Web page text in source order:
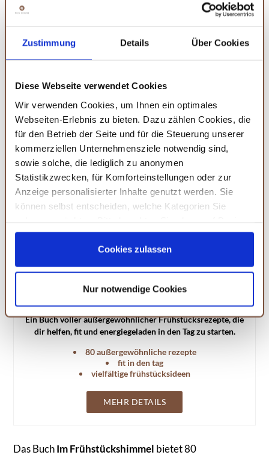
Zustimmung Details Über Cookies
Diese Webseite verwendet Cookies
Wir verwenden Cookies, um Ihnen ein optimales
Webseiten-Erlebnis zu bieten. Dazu zählen Cookies, die
für den Betrieb der Seite und für die Steuerung unserer
kommerziellen Unternehmensziele notwendig sind,
sowie solche, die lediglich zu anonymen
Statistikzwecken, für Komforteinstellungen oder zur
Anzeige personalisierter Inhalte genutzt werden. Sie
können selbst entscheiden, welche Kategorien Sie
Ihrer Einstellungen womöglich nicht mehr alle
Serviceleistungen auf der Seite zur Verfügung stehen.
Sie können Ihre Einwilligung selbstverständlich jederzeit
und diese abändern. Die Rechtmäßigkeit der aufgrund
der Einwilligung bis zum Widerruf erfolgten Verarbeitung
wird hiervon nicht berührt. Weitere Informationen finden
Sie in unserenDatenschutzhinweisen.
Cookies zulassen
Nur notwendige Cookies
Thermomix übernimmt dabei viele der aufwendigen
konzentrieren kannst.
Welche Übungen kann ich in meine
Bewegung ist ein wichtiger Bestandteil einer gesunden
Morgenroutine. Du kannst einfache Übungen wie
Dehnungen, Yoga oder einen kurzen Spaziergang in
deine Routine integrieren. Diese helfen, den Kreislauf
in Schwung zu bringen und den Körper auf den Tag
vorzubereiten. Selbst 10 Minuten Bewegung können
Im Frühstückshimmel: Mit 80
außergewöhnlichen Rezepten fit in den Tag
Ein Buch voller außergewöhnlicher Frühstücksrezepte, die
dir helfen, fit und energiegeladen in den Tag zu starten.
80 außergewöhnliche rezepte
fit in den tag
vielfältige frühstücksideen
MEHR DETAILS
Das BuchIm Frühstückshimmel bietet 80